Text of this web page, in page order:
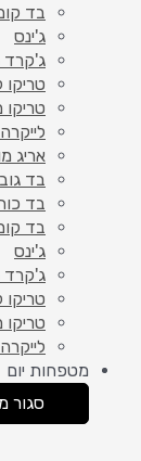
בד קומו
ג'ינס
ג'קרד תחרה
טריקו לורקס
טריקו
לייקרה
אריג מודפס
בד גובלן
בד כותנה
בד קומו
ג'ינס
ג'קרד תחרה
טריקו לורקס
טריקו
לייקרה
מטפחות יום
סגור